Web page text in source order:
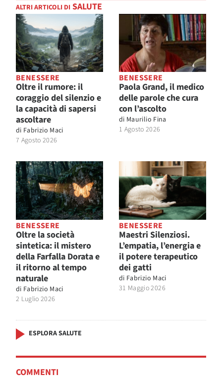
ALTRI ARTICOLI DI SALUTE
BENESSERE
Oltre il rumore: il
coraggio del silenzio e
la capacità di sapersi
ascoltare
di Fabrizio Maci
7 Agosto 2026
BENESSERE
Paola Grand, il medico
delle parole che cura
con l’ascolto
di Maurilio Fina
1 Agosto 2026
BENESSERE
Oltre la società
sintetica: il mistero
della Farfalla Dorata e
il ritorno al tempo
naturale
di Fabrizio Maci
2 Luglio 2026
BENESSERE
Maestri Silenziosi.
L’empatia, l’energia e
il potere terapeutico
dei gatti
di Fabrizio Maci
31 Maggio 2026
ESPLORA SALUTE
COMMENTI